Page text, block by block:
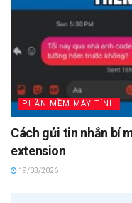
PHẦN MỀM MÁY TÍNH
Cách gửi tin nhắn bí
extension
19/03/2026